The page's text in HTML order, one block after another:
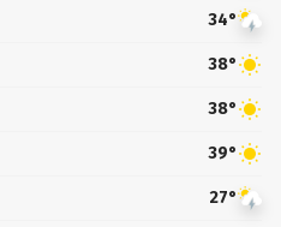
34°
38°
38°
39°
27°